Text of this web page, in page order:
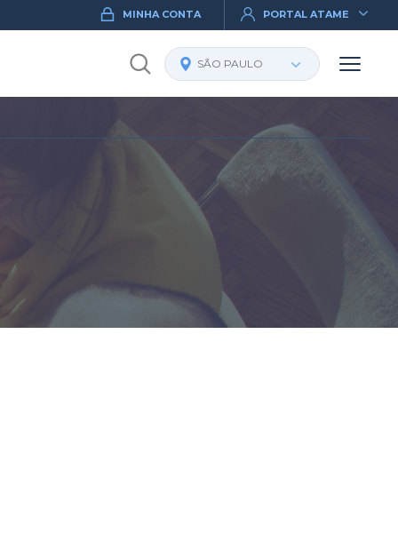
MINHA CONTA PORTAL ATAME